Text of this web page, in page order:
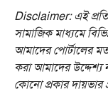
Disclaimer: এই
সামাজিক মাধ্যমে
আমাদের পোর্টালের
করা আমাদের
কোনো প্রকার দায়ভার